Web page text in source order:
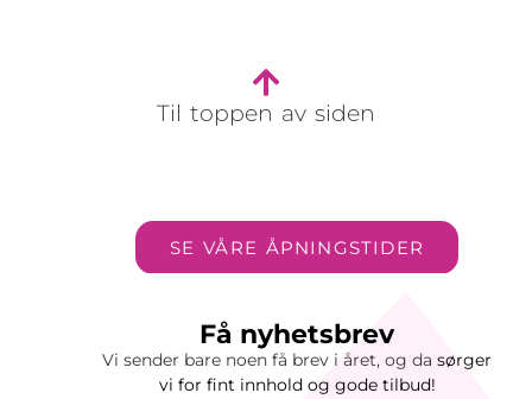
Til toppen av siden
SE VÅRE ÅPNINGSTIDER
Få nyhetsbrev
Vi sender bare noen få brev i året, og da sørger
vi for fint innhold og gode tilbud!